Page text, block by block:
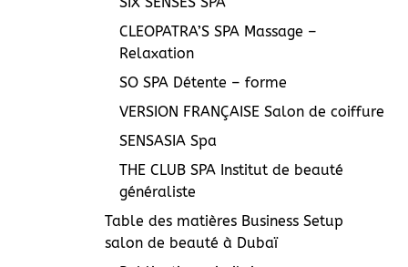
CLEOPATRA’S SPA Massage –
Relaxation
SO SPA Détente – forme
VERSION FRANÇAISE Salon de coiffure
SENSASIA Spa
THE CLUB SPA Institut de beauté
généraliste
Table des matières Business Setup
salon de beauté à Dubaï